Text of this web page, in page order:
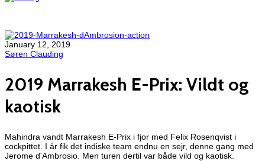
January 12, 2019
Søren Clauding
2019 Marrakesh E-Prix: Vildt og
kaotisk
Mahindra vandt Marrakesh E-Prix i fjor med Felix Rosenqvist i
cockpittet. I år fik det indiske team endnu en sejr, denne gang med
Jerome d'Ambrosio. Men turen dertil var både vild og kaotisk.